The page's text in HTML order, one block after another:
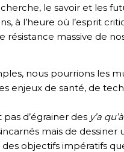
le savoir et les
à l’heure où l’esprit
résistance massive de
nous pourrions les
enjeux de santé, de
pas d’égrainer des y’a
mais de dessiner
objectifs impératifs